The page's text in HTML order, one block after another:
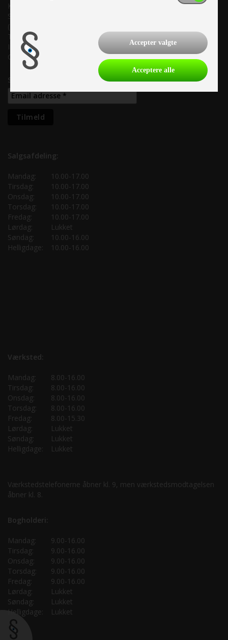
Kronjyllands Camping Center A/S
Suderholmen 10, 8960 Randers SØ
(Lige ud til Grenåvej)
Tlf. +45 87 10 98 70
Info@as-kcc.dk
CVR: 33 38 77 33
Samtykke til nyhedsbrev
Salgsafdeling:
Mandag:
10.00-17.00
Tirsdag:
10.00-17.00
Onsdag:
10.00-17.00
Torsdag:
10.00-17.00
Fredag:
10.00-17.00
Lørdag:
Lukket
Søndag:
10.00-16.00
Helligdage:
10.00-16.00
Værksted:
Mandag:
8.00-16.00
Tirsdag:
8.00-16.00
Onsdag:
8.00-16.00
Torsdag:
8.00-16.00
Fredag:
8.00-15.30
Lørdag:
Lukket
Søndag:
Lukket
Helligdage:
Lukket
Værkstedstelefonerne åbner kl. 9, men værkstedsmodtagelsen
åbner kl. 8.
Bogholderi:
Mandag:
9.00-16.00
Tirsdag:
9.00-16.00
Onsdag:
9.00-16.00
Torsdag:
9.00-16.00
Fredag:
9.00-16.00
Lørdag:
Lukket
Søndag:
Lukket
Helligdage:
Lukket
Accepter valgte
Acceptere alle